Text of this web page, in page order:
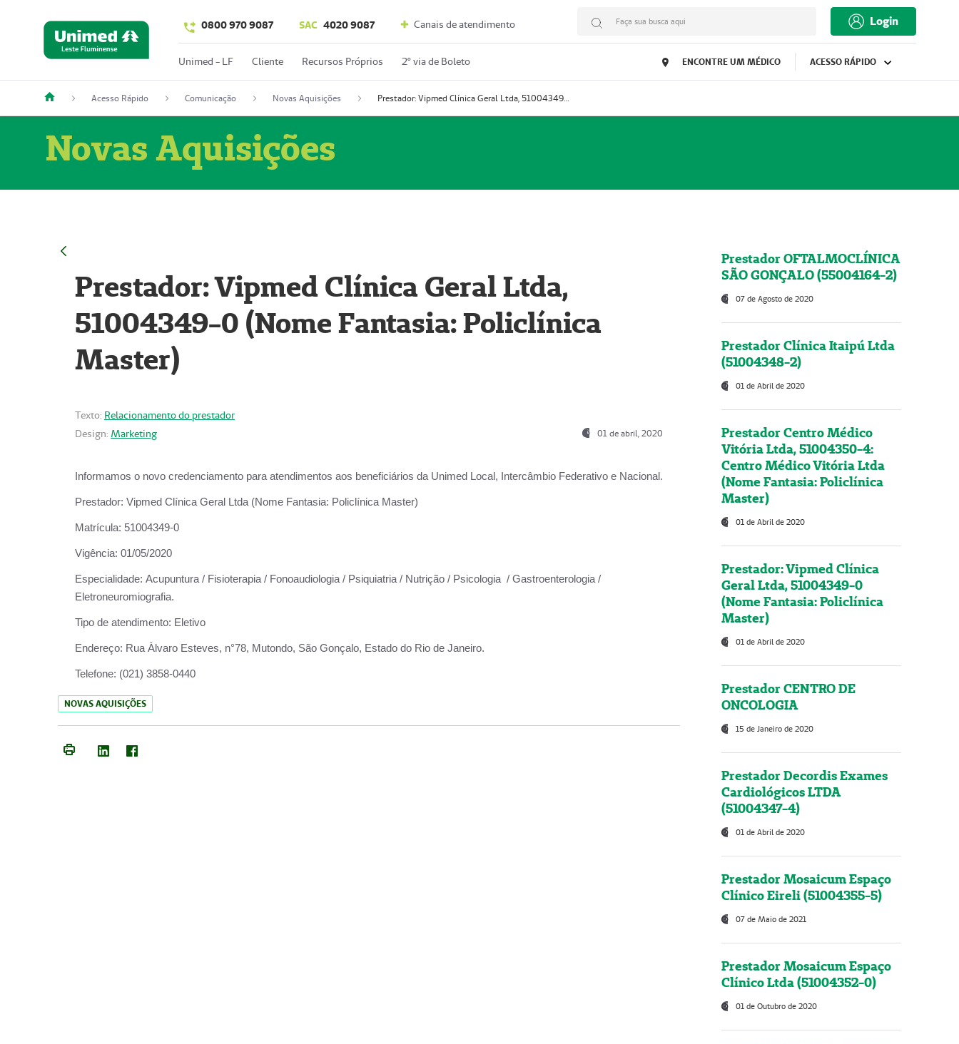
0800 970 9087 SAC 4020 9087 Canais de atendimento Faça sua busca aqui Login
Unimed - LF Cliente Recursos Próprios 2º via de Boleto ENCONTRE UM MÉDICO ACESSO RÁPIDO
Acesso Rápido Comunicação Novas Aquisições Prestador: Vipmed Clínica Geral Ltda, 51004349-0 (Nome Fantasia: Policlínica Master)
Novas Aquisições
Prestador: Vipmed Clínica Geral Ltda,
51004349-0 (Nome Fantasia: Policlínica
Master)
Texto: Relacionamento do prestador
Design: Marketing 01 de abril, 2020
Informamos o novo credenciamento para atendimentos aos beneficiários da Unimed Local, Intercâmbio Federativo e Nacional.
Prestador: Vipmed Clínica Geral Ltda (Nome Fantasia: Policlínica Master)
Matrícula: 51004349-0
Vigência: 01/05/2020
Especialidade: Acupuntura / Fisioterapia / Fonoaudiologia / Psiquiatria / Nutrição / Psicologia / Gastroenterologia /
Eletroneuromiografia.
Tipo de atendimento: Eletivo
Endereço: Rua Àlvaro Esteves, n°78, Mutondo, São Gonçalo, Estado do Rio de Janeiro.
Telefone: (021) 3858-0440
NOVAS AQUISIÇÕES
Prestador OFTALMOCLÍNICA
SÃO GONÇALO (55004164-2)
07 de Agosto de 2020
Prestador Clínica Itaipú Ltda
(51004348-2)
01 de Abril de 2020
Prestador Centro Médico
Vitória Ltda, 51004350-4:
Centro Médico Vitória Ltda
(Nome Fantasia: Policlínica
Master)
01 de Abril de 2020
Prestador: Vipmed Clínica
Geral Ltda, 51004349-0
(Nome Fantasia: Policlínica
Master)
01 de Abril de 2020
Prestador CENTRO DE
ONCOLOGIA
15 de Janeiro de 2020
Prestador Decordis Exames
Cardiológicos LTDA
(51004347-4)
01 de Abril de 2020
Prestador Mosaicum Espaço
Clínico Eireli (51004355-5)
07 de Maio de 2021
Prestador Mosaicum Espaço
Clínico Ltda (51004352-0)
01 de Outubro de 2020